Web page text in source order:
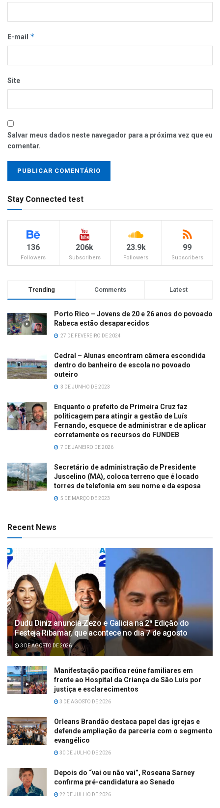
E-mail *
Site
Salvar meus dados neste navegador para a próxima vez que eu
comentar.
Stay Connected test
136
Followers
206k
Subscribers
23.9k
Followers
99
Subscribers
Trending Comments Latest
Porto Rico – Jovens de 20 e 26 anos do povoado
Rabeca estão desaparecidos
27 DE FEVEREIRO DE 2024
Cedral – Alunas encontram câmera escondida
dentro do banheiro de escola no povoado
outeiro
3 DE JUNHO DE 2023
Enquanto o prefeito de Primeira Cruz faz
politicagem para atingir a gestão de Luís
Fernando, esquece de administrar e de aplicar
corretamente os recursos do FUNDEB
7 DE JANEIRO DE 2026
Secretário de administração de Presidente
Juscelino (MA), coloca terreno que é locado
torres de telefonia em seu nome e da esposa
5 DE MARÇO DE 2023
Recent News
Dudu Diniz anuncia Zezo e Galicia na 2ª Edição do
Festeja Ribamar, que acontece no dia 7 de agosto
3 DE AGOSTO DE 2026
Manifestação pacífica reúne familiares em
frente ao Hospital da Criança de São Luís por
justiça e esclarecimentos
3 DE AGOSTO DE 2026
Orleans Brandão destaca papel das igrejas e
defende ampliação da parceria com o segmento
evangélico
30 DE JULHO DE 2026
Depois do “vai ou não vai”, Roseana Sarney
confirma pré-candidatura ao Senado
22 DE JULHO DE 2026